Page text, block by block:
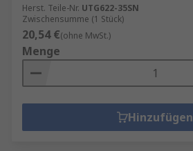
Herst. Teile-Nr. UTG622-35SN
Zwischensumme (1 Stück)
20,54 €(ohne MwSt.)
Menge
Hinzufügen